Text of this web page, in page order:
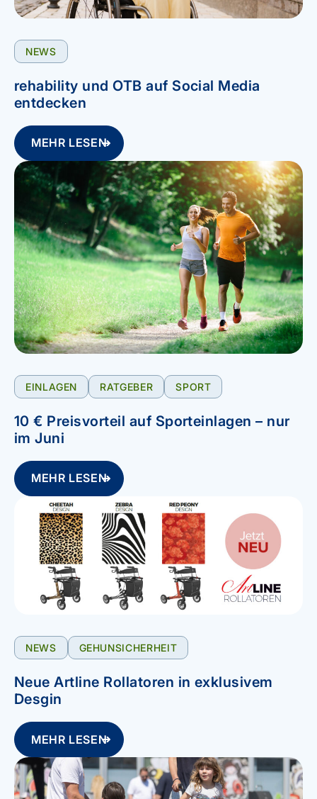
NEWS
rehability und OTB auf Social Media
entdecken
MEHR LESEN
EINLAGEN RATGEBER SPORT
10 € Preisvorteil auf Sporteinlagen – nur
im Juni
MEHR LESEN
NEWS GEHUNSICHERHEIT
Neue Artline Rollatoren in exklusivem
Desgin
MEHR LESEN